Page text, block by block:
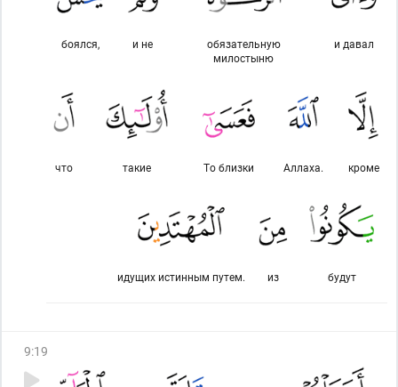
и давал
обязательную
милостыню
и не
боялся,
кроме
Аллаха.
То близки
такие
что
будут
из
идущих истинным путем.
9:19